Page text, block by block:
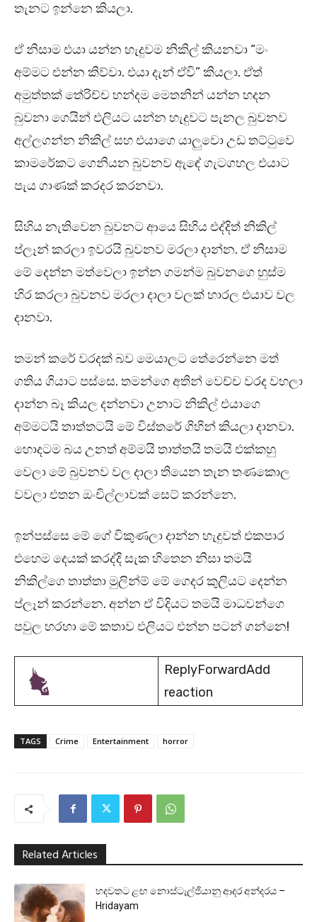
තැනට ඉන්නෙ කියලා.
ඒ නිසාම එයා යන්න හැදුවම නිකිල් කියනවා “මං
අම්මට එන්න කිව්වා. එයා දැන් ඒවි” කියලා. ඒත්
අමුත්තක් තේරිච්ච හන්දම මෙතනින් යන්න හදන
බුවනා ගෙයින් එලියට යන්න හැදුවට පැනල බුවනව
අල්ලගන්න නිකිල් සහ එයාගෙ යාලුවො උඩ තට්ටුවෙ
කාමරේකට ගෙනියන බුවනව ඇඳේ ගැටගහල එයාට
පැය ගාණක් කරදර කරනවා.
සිහිය නැතිවෙන බුවනට ආයෙ සිහිය එද්දිත් නිකිල්
ප්ලෑන් කරලා ඉවරයි බුවනව මරලා දාන්න. ඒ නිසාම
මේ දෙන්න මත්වෙලා ඉන්න ගමන්ම බුවනගෙ හුස්ම
හිර කරලා බුවනව මරලා දාලා වලක් හාරල එයාව වල
දානවා.
තමන් කරේ වරදක් බව මෙයාලට තේරෙන්නෙ මත්
ගතිය ගියාට පස්සෙ. තමන්ගෙ අතින් වෙච්ච වරද වහලා
දාන්න බෑ කියල දන්නවා උනාට නිකිල් එයාගෙ
අම්මටයි තාත්තටයි මේ විස්තරේ ගිහින් කියලා දානවා.
හොදටම බය උනත් අම්මයි තාත්තයි තමයි එක්කහු
වෙලා මේ බුවනව වල දාලා තියෙන තැන තණකොල
වවලා එතන ඔංචිල්ලාවක් සෙට් කරන්නෙ.
ඉන්පස්සෙ මේ ගේ විකුණලා දාන්න හැදුවත් එකපාර
එහෙම දෙයක් කරද්දි සැක හිතෙන නිසා තමයි
නිකිල්ගෙ තාත්තා මුලින්ම් මේ ගෙදර කුලියට දෙන්න
ප්ලෑන් කරන්නෙ. අන්න ඒ විදියට තමයි මාධවන්ගෙ
පවුල හරහා මේ කතාව එලියට එන්න පටන් ගන්නෙ!
ReplyForwardAdd
reaction
TAGS Crime Entertainment horror
Related Articles
හදවතට ළඟ නොස්ටැල්ජියානු ආදර අන්දරය –
Hridayam